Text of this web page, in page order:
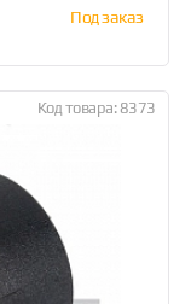
Под заказ
Код товара: 8373